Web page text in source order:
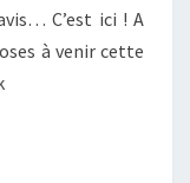
C’est ici ! A
à venir cette